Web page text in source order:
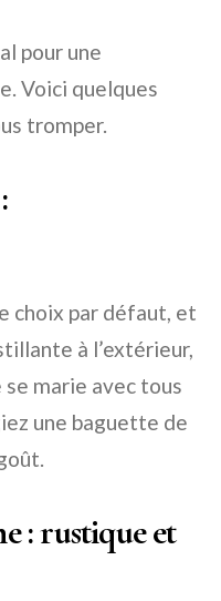
pour une
Voici quelques
tromper.
choix par défaut, et
à l’extérieur,
marie avec tous
une baguette de
: rustique et